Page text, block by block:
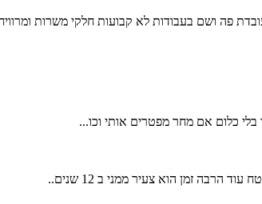
כלום אם מחר מפטרים אותי וכו...
זמן הוא צעיר ממני ב 12 שנים..